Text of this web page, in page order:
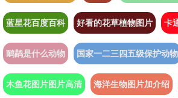
蓝星花百度百科 好看的花草植物图片 卡
鸸鹋是什么动物 国家一二三四五级保护动物
木鱼花图片图片高清 海洋生物图片加介绍